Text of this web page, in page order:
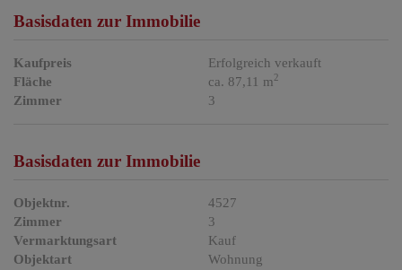
Basisdaten zur Immobilie
Kaufpreis
Erfolgreich verkauft
Fläche
ca. 87,11 m2
Zimmer 3
Basisdaten zur Immobilie
Objektnr.
4527
Zimmer
3
Vermarktungsart
Kauf
Objektart
Wohnung